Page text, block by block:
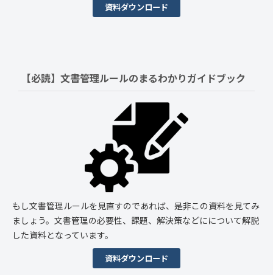
資料ダウンロード
【必読】文書管理ルールのまるわかりガイドブック
もし文書管理ルールを見直すのであれば、是非この資料を見てみ
ましょう。文書管理の必要性、課題、解決策などにについて解説
した資料となっています。
資料ダウンロード